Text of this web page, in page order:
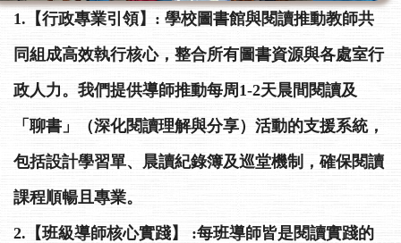
1.【行政專業引領】: 學校圖書館與閱讀推動教師共
同組成高效執行核心，整合所有圖書資源與各處室行
政人力。我們提供導師推動每周1-2天晨間閱讀及
「聊書」（深化閱讀理解與分享）活動的支援系統，
包括設計學習單、晨讀紀錄簿及巡堂機制，確保閱讀
課程順暢且專業。
2.【班級導師核心實踐】 :每班導師皆是閱讀實踐的